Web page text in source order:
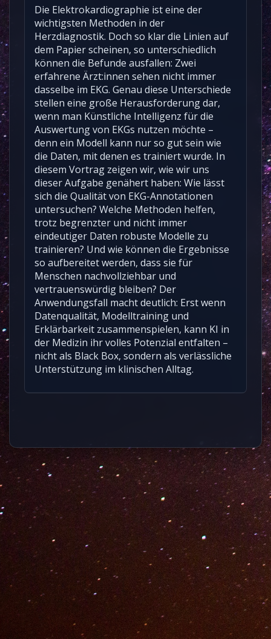
Die Elektrokardiographie ist eine der
wichtigsten Methoden in der
Herzdiagnostik. Doch so klar die Linien auf
dem Papier scheinen, so unterschiedlich
können die Befunde ausfallen: Zwei
erfahrene Ärzt:innen sehen nicht immer
dasselbe im EKG. Genau diese Unterschiede
stellen eine große Herausforderung dar,
wenn man Künstliche Intelligenz für die
Auswertung von EKGs nutzen möchte –
denn ein Modell kann nur so gut sein wie
die Daten, mit denen es trainiert wurde. In
diesem Vortrag zeigen wir, wie wir uns
dieser Aufgabe genähert haben: Wie lässt
sich die Qualität von EKG-Annotationen
untersuchen? Welche Methoden helfen,
trotz begrenzter und nicht immer
eindeutiger Daten robuste Modelle zu
trainieren? Und wie können die Ergebnisse
so aufbereitet werden, dass sie für
Menschen nachvollziehbar und
vertrauenswürdig bleiben? Der
Anwendungsfall macht deutlich: Erst wenn
Datenqualität, Modelltraining und
Erklärbarkeit zusammenspielen, kann KI in
der Medizin ihr volles Potenzial entfalten –
nicht als Black Box, sondern als verlässliche
Unterstützung im klinischen Alltag.